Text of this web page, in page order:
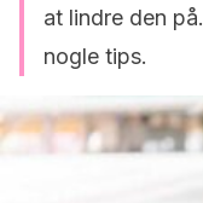
at lindre den
nogle tips.